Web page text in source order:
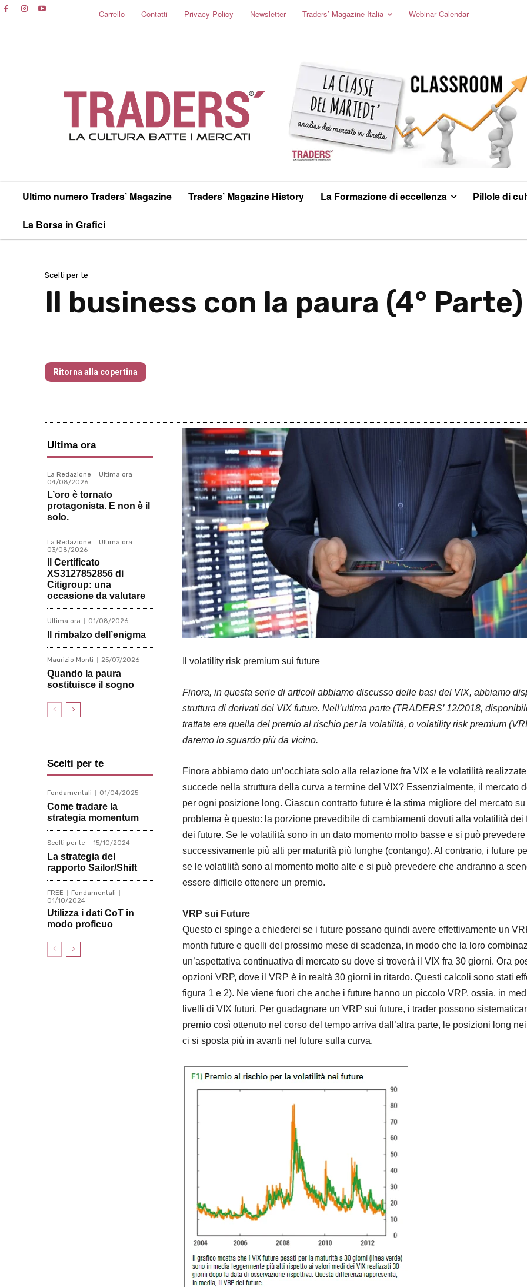
Carrello Contatti Privacy Policy Newsletter Traders’ Magazine Italia Webinar Calendar
Ultimo numero Traders’ Magazine Traders’ Magazine History La Formazione di eccellenza Pillole di
La Borsa in Grafici
Scelti per te
Il business con la paura (4° Parte)
Ritorna alla copertina
Ultima ora
La Redazione
Ultima ora
04/08/2026
L’oro è tornato
protagonista. E non è il
solo.
La Redazione
Ultima ora
03/08/2026
Il Certificato
XS3127852856 di
Citigroup: una
occasione da valutare
Ultima ora 01/08/2026
Il rimbalzo dell’enigma
Maurizio Monti 25/07/2026
Quando la paura
sostituisce il sogno
Scelti per te
Fondamentali 01/04/2025
Come tradare la
strategia momentum
Scelti per te 15/10/2024
La strategia del
rapporto Sailor/Shift
FREE
Fondamentali
01/10/2024
Utilizza i dati CoT in
modo proficuo
Il volatility risk premium sui future
Finora, in questa serie di articoli abbiamo discusso delle basi del VIX, abbiamo
struttura di derivati dei VIX future. Nell’ultima parte (TRADERS’ 12/2018,
trattata era quella del premio al rischio per la volatilità, o volatility risk premium
daremo lo sguardo più da vicino.
Finora abbiamo dato un’occhiata solo alla relazione fra VIX e le volatilità
succede nella struttura della curva a termine del VIX? Essenzialmente, il mercato
per ogni posizione long. Ciascun contratto future è la stima migliore del mercato
problema è questo: la porzione prevedibile di cambiamenti dovuti alla volatilità
dei future. Se le volatilità sono in un dato momento molto basse e si può
successivamente più alti per maturità più lunghe (contango). Al contrario, i future
se le volatilità sono al momento molto alte e si può prevedere che andranno a
essere difficile ottenere un premio.
VRP sui Future
Questo ci spinge a chiederci se i future possano quindi avere effettivamente un
month future e quelli del prossimo mese di scadenza, in modo che la loro
un’aspettativa continuativa di mercato su dove si troverà il VIX fra 30 giorni. Ora
opzioni VRP, dove il VRP è in realtà 30 giorni in ritardo. Questi calcoli sono stati
figura 1 e 2). Ne viene fuori che anche i future hanno un piccolo VRP, ossia, in
livelli di VIX futuri. Per guadagnare un VRP sui future, i trader possono
premio così ottenuto nel corso del tempo arriva dall’altra parte, le posizioni long
ci si sposta più in avanti nel future sulla curva.